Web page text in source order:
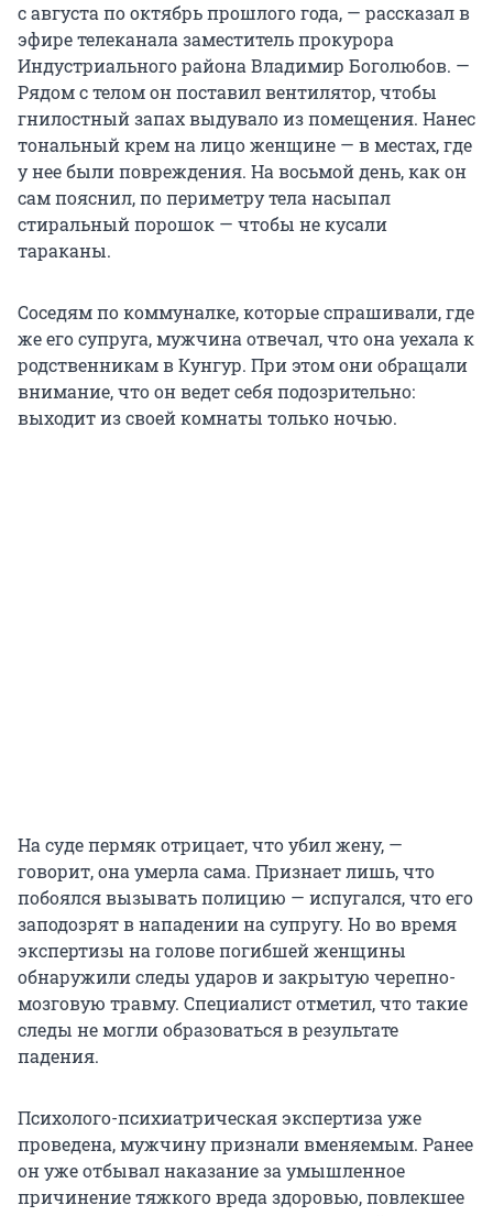
с августа по октябрь прошлого года, — рассказал в
эфире телеканала заместитель прокурора
Индустриального района Владимир Боголюбов. —
Рядом с телом он поставил вентилятор, чтобы
гнилостный запах выдувало из помещения. Нанес
тональный крем на лицо женщине — в местах, где
у нее были повреждения. На восьмой день, как он
сам пояснил, по периметру тела насыпал
стиральный порошок — чтобы не кусали
тараканы.
Соседям по коммуналке, которые спрашивали, где
же его супруга, мужчина отвечал, что она уехала к
родственникам в Кунгур. При этом они обращали
внимание, что он ведет себя подозрительно:
выходит из своей комнаты только ночью.
На суде пермяк отрицает, что убил жену, —
говорит, она умерла сама. Признает лишь, что
побоялся вызывать полицию — испугался, что его
заподозрят в нападении на супругу. Но во время
экспертизы на голове погибшей женщины
обнаружили следы ударов и закрытую черепно-
мозговую травму. Специалист отметил, что такие
следы не могли образоваться в результате
падения.
Психолого-психиатрическая экспертиза уже
проведена, мужчину признали вменяемым. Ранее
он уже отбывал наказание за умышленное
причинение тяжкого вреда здоровью, повлекшее